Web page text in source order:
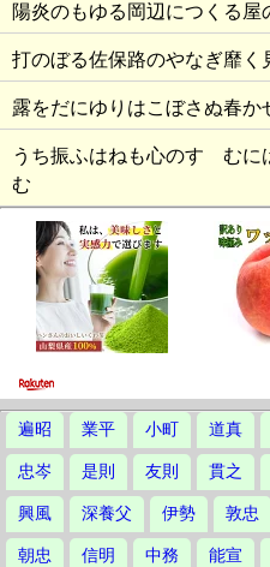
陽炎のもゆる岡辺につくる
打のぼる佐保路のやなぎ靡く
露をだにゆりはこぼさぬ春か
うち振ふはねも心のすゝむに
む
遍昭 業平 小町 道真
忠岑 是則 友則 貫之
興風 深養父 伊勢 敦忠
朝忠 信明 中務 能宣